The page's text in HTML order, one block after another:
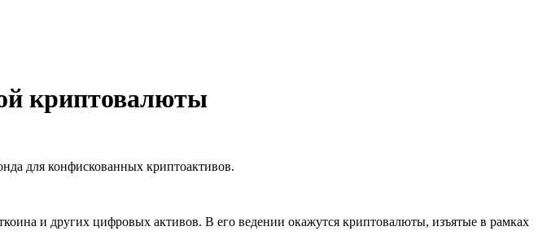
криптовалюты
для конфискованных криптоактивов.
и других цифровых активов. В его ведении окажутся криптовалюты, изъятые в рамках